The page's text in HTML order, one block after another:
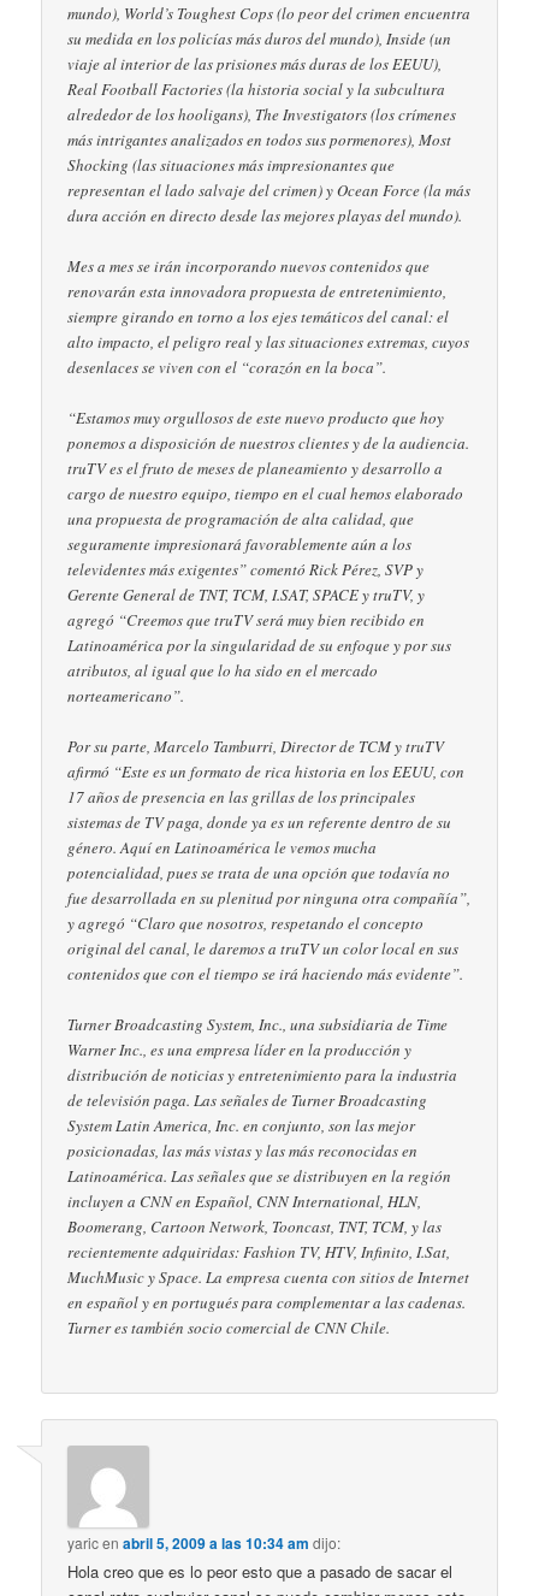
mundo), World’s Toughest Cops (lo peor del crimen encuentra
su medida en los policías más duros del mundo), Inside (un
viaje al interior de las prisiones más duras de los EEUU),
Real Football Factories (la historia social y la subcultura
alrededor de los hooligans), The Investigators (los crímenes
más intrigantes analizados en todos sus pormenores), Most
Shocking (las situaciones más impresionantes que
representan el lado salvaje del crimen) y Ocean Force (la más
dura acción en directo desde las mejores playas del mundo).
Mes a mes se irán incorporando nuevos contenidos que
renovarán esta innovadora propuesta de entretenimiento,
siempre girando en torno a los ejes temáticos del canal: el
alto impacto, el peligro real y las situaciones extremas, cuyos
desenlaces se viven con el “corazón en la boca”.
“Estamos muy orgullosos de este nuevo producto que hoy
ponemos a disposición de nuestros clientes y de la audiencia.
truTV es el fruto de meses de planeamiento y desarrollo a
cargo de nuestro equipo, tiempo en el cual hemos elaborado
una propuesta de programación de alta calidad, que
seguramente impresionará favorablemente aún a los
televidentes más exigentes” comentó Rick Pérez, SVP y
Gerente General de TNT, TCM, I.SAT, SPACE y truTV, y
agregó “Creemos que truTV será muy bien recibido en
Latinoamérica por la singularidad de su enfoque y por sus
atributos, al igual que lo ha sido en el mercado
norteamericano”.
Por su parte, Marcelo Tamburri, Director de TCM y truTV
afirmó “Este es un formato de rica historia en los EEUU, con
17 años de presencia en las grillas de los principales
sistemas de TV paga, donde ya es un referente dentro de su
género. Aquí en Latinoamérica le vemos mucha
potencialidad, pues se trata de una opción que todavía no
fue desarrollada en su plenitud por ninguna otra compañía”,
y agregó “Claro que nosotros, respetando el concepto
original del canal, le daremos a truTV un color local en sus
contenidos que con el tiempo se irá haciendo más evidente”.
Turner Broadcasting System, Inc., una subsidiaria de Time
Warner Inc., es una empresa líder en la producción y
distribución de noticias y entretenimiento para la industria
de televisión paga. Las señales de Turner Broadcasting
System Latin America, Inc. en conjunto, son las mejor
posicionadas, las más vistas y las más reconocidas en
Latinoamérica. Las señales que se distribuyen en la región
incluyen a CNN en Español, CNN International, HLN,
Boomerang, Cartoon Network, Tooncast, TNT, TCM, y las
recientemente adquiridas: Fashion TV, HTV, Infinito, I.Sat,
MuchMusic y Space. La empresa cuenta con sitios de Internet
en español y en portugués para complementar a las cadenas.
Turner es también socio comercial de CNN Chile.
yaricenabril 5, 2009 a las 10:34 am dijo:
Hola creo que es lo peor esto que a pasado de sacar el